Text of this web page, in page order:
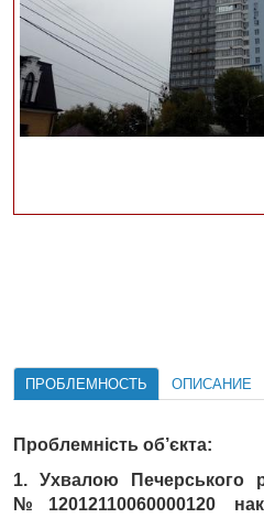
ПРОБЛЕМНОСТЬ ОПИСАНИЕ
Проблемність об’єкта:
1. Ухвалою Печерського
№12012110060000120